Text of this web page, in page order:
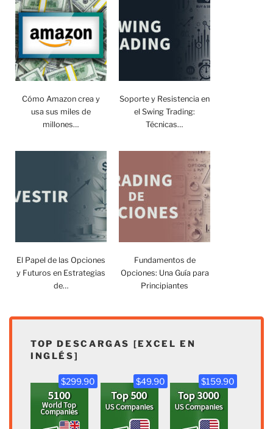
Cómo Amazon crea y
usa sus miles de
millones…
Soporte y Resistencia en
el Swing Trading:
Técnicas…
El Papel de las Opciones
y Futuros en Estrategias
de…
Fundamentos de
Opciones: Una Guía para
Principiantes
TOP DESCARGAS [EXCEL EN
INGLÉS]
$299.90 $49.90 $159.90